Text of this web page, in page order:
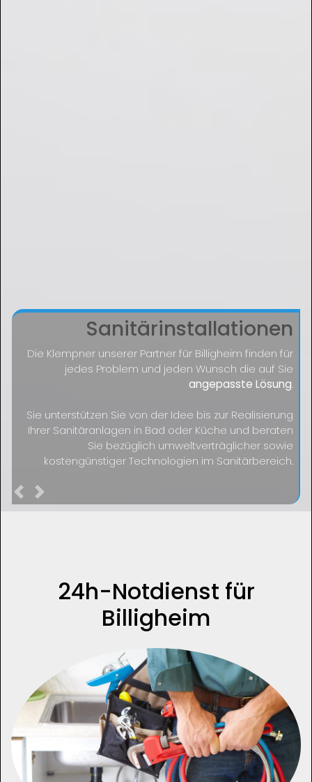
Sanitärinstallationen
Die Klempner unserer Partner für Billigheim finden für
jedes Problem und jeden Wunsch die auf Sie
angepasste Lösung.
Sie unterstützen Sie von der Idee bis zur Realisierung
Ihrer Sanitäranlagen in Bad oder Küche und beraten
Sie bezüglich umweltverträglicher sowie
kostengünstiger Technologien im Sanitärbereich.
Previous
24h-Notdienst für
Billigheim